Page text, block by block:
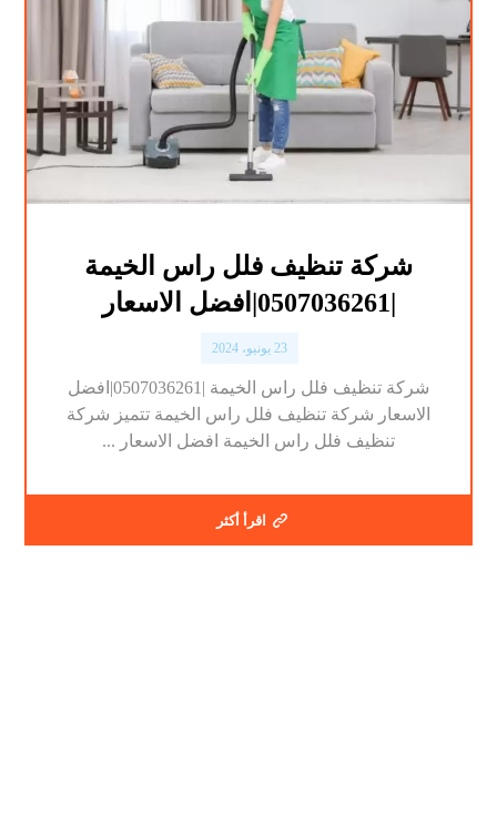
شركة تنظيف فلل راس الخيمة
23 يونيو، 2024
شركة تنظيف فلل راس الخيمة |0507036261|افضل
الاسعار شركة تنظيف فلل راس الخيمة تتميز شركة
تنظيف فلل راس الخيمة افضل الاسعار ...
اقرأ أكثر